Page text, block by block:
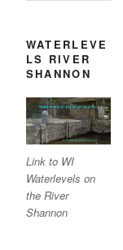
WATERLEVE
LS RIVER
SHANNON
Link to WI
Waterlevels on
the River
Shannon